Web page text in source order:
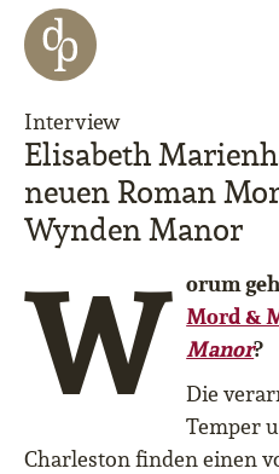
Zum Haupt-Inhalt springen
Zur Navigation springen
Zur Website-Suche springen
Interview
Elisabeth
neuen Roman
Wynden Manor
W orum
Mord &
Manor?
Die
Temper
Charleston finden einen